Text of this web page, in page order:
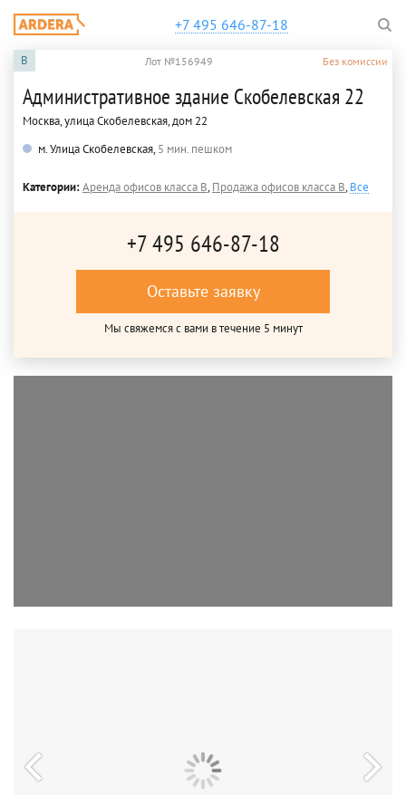
+7 495 646-87-18
B Лот №156949 Без комиссии
Административное здание Скобелевская 22
Москва, улица Скобелевская, дом 22
м. Улица Скобелевская,5 мин. пешком
Категории:Аренда офисов класса B,Продажа офисов класса B,Все
+7 495 646-87-18
Оставьте заявку
Мы свяжемся с вами в течение 5 минут